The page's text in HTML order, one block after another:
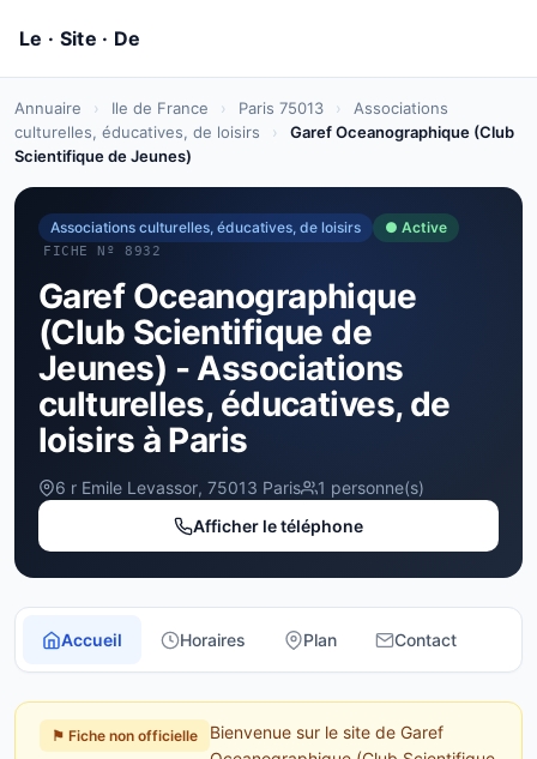
Annuaire › Ile de France › Paris 75013 ›
Associations
culturelles, éducatives, de loisirs
›
Garef Oceanographique (Club
Scientifique de Jeunes)
Associations culturelles, éducatives, de loisirs ● Active
FICHE Nº 8932
Garef Oceanographique
(Club Scientifique de
Jeunes) - Associations
culturelles, éducatives, de
loisirs à Paris
6 r Emile Levassor, 75013 Paris
1 personne(s)
Afficher le téléphone
Accueil Horaires Plan Contact
⚑ Fiche non officielle
Bienvenue sur le site de Garef